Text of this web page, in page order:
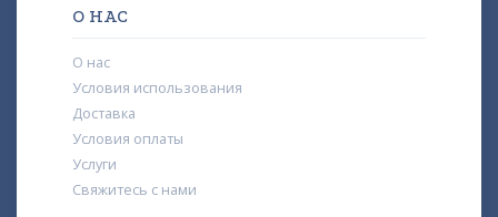
О НАС
О нас
Условия использования
Доставка
Условия оплаты
Услуги
Свяжитесь с нами